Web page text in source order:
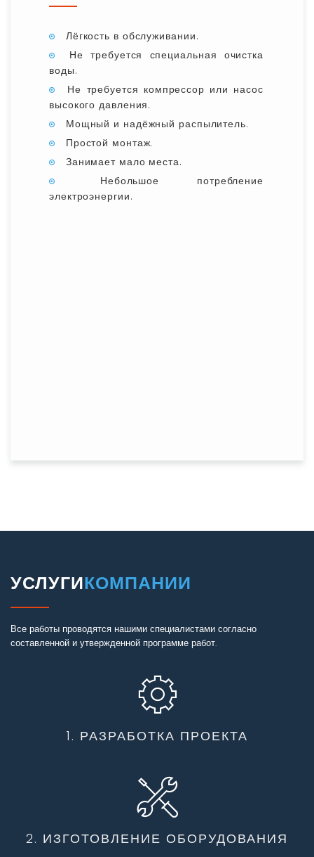
Лёгкость в обслуживании.
Не требуется специальная очистка
воды.
Не требуется компрессор или насос
высокого давления.
Мощный и надёжный распылитель.
Простой монтаж.
Занимает мало места.
Небольшое потребление
электроэнергии.
УСЛУГИКОМПАНИИ
Все работы проводятся нашими специалистами согласно
составленной и утвержденной программе работ.
1. РАЗРАБОТКА ПРОЕКТА
2. ИЗГОТОВЛЕНИЕ ОБОРУДОВАНИЯ